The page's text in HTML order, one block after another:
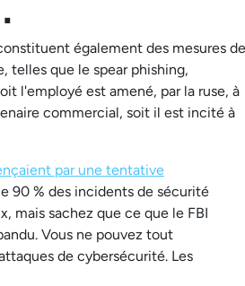
également des mesures de
telles que le spear phishing,
l'employé est amené, par la ruse, à
commercial, soit il est incité à
par une tentative
90 % des incidents de sécurité
mais sachez que ce que le FBI
Vous ne pouvez tout
de cybersécurité. Les